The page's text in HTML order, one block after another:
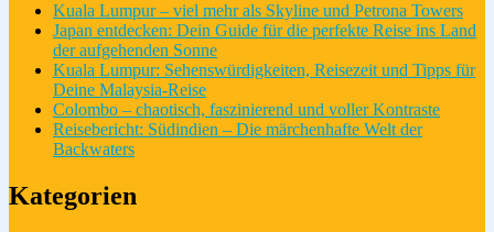
Kuala Lumpur – viel mehr als Skyline und Petrona Towers
Japan entdecken: Dein Guide für die perfekte Reise ins Land
der aufgehenden Sonne
Kuala Lumpur: Sehenswürdigkeiten, Reisezeit und Tipps für
Deine Malaysia-Reise
Colombo – chaotisch, faszinierend und voller Kontraste
Reisebericht: Südindien – Die märchenhafte Welt der
Backwaters
Kategorien